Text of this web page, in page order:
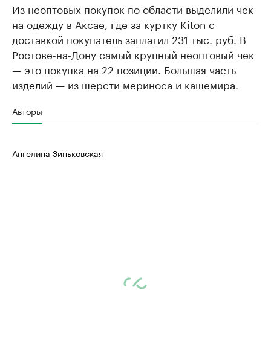
Из неоптовых покупок по области выделили чек
на одежду в Аксае, где за куртку Kiton с
доставкой покупатель заплатил 231 тыс. руб. В
Ростове-на-Дону самый крупный неоптовый чек
— это покупка на 22 позиции. Большая часть
изделий — из шерсти мериноса и кашемира.
Авторы
Ангелина Зиньковская